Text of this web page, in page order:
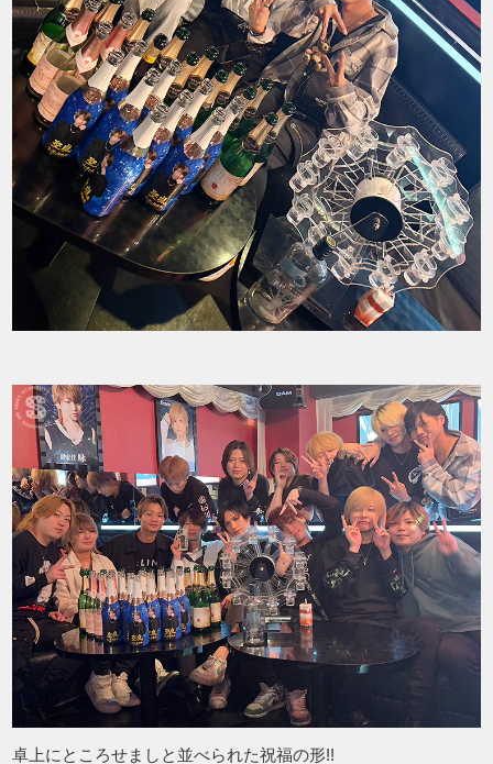
卓上にところせましと並べられた祝福の形!!